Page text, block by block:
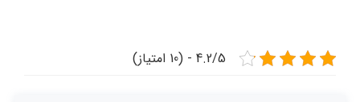
4.2/5 - (10 امتیاز)